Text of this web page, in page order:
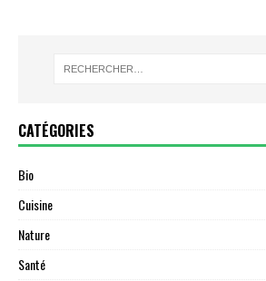
CATÉGORIES
Bio
Cuisine
Nature
Santé